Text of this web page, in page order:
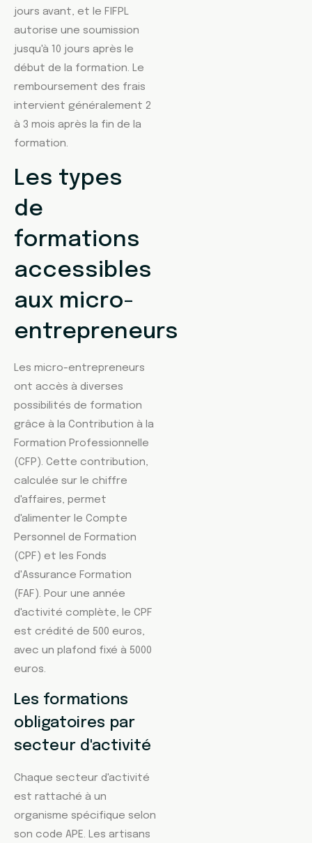
jours avant, et le FIFPL
autorise une soumission
jusqu'à 10 jours après le
début de la formation. Le
remboursement des frais
intervient généralement 2
à 3 mois après la fin de la
formation.
Les types
de
formations
accessibles
aux micro-
entrepreneurs
Les micro-entrepreneurs
ont accès à diverses
possibilités de formation
grâce à la Contribution à la
Formation Professionnelle
(CFP). Cette contribution,
calculée sur le chiffre
d'affaires, permet
d'alimenter le Compte
Personnel de Formation
(CPF) et les Fonds
d'Assurance Formation
(FAF). Pour une année
d'activité complète, le CPF
est crédité de 500 euros,
avec un plafond fixé à 5000
euros.
Les formations
obligatoires par
secteur d'activité
Chaque secteur d'activité
est rattaché à un
organisme spécifique selon
son code APE. Les artisans